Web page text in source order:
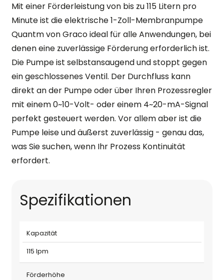
Mit einer Förderleistung von bis zu 115 Litern pro
Minute ist die elektrische 1-Zoll-Membranpumpe
Quantm von Graco ideal für alle Anwendungen, bei
denen eine zuverlässige Förderung erforderlich ist.
Die Pumpe ist selbstansaugend und stoppt gegen
ein geschlossenes Ventil. Der Durchfluss kann
direkt an der Pumpe oder über Ihren Prozessregler
mit einem 0~10-Volt- oder einem 4~20-mA-Signal
perfekt gesteuert werden. Vor allem aber ist die
Pumpe leise und äußerst zuverlässig - genau das,
was Sie suchen, wenn Ihr Prozess Kontinuität
erfordert.
Spezifikationen
Kapazität
115 lpm
Förderhöhe